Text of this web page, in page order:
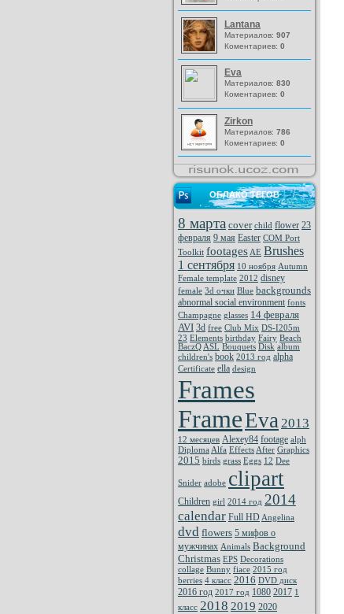
Lantana
Материалов: 907
Коментариев: 0
Eva
Материалов: 830
Коментариев: 0
Zirkon
Материалов: 786
Коментариев: 0
ОБЛАКО ТЕГОВ
8 марта cover child flower 23
февраля 9 мая Easter COM Port
Toolkit footages AE Brushes
1 сентября 10 ноября Autumn
Female template 2012 disney
female 3d очки Blue backgrounds
abnormal social environment fonts
Champagne glasses 14 февраля
AVI 3d free Club Mix DS-I205m
23 Elements birthday Fairy Beach
BaczQ ASL Bouquets Disk album
children's book 2013 год alpha
Certificate ella design
Frames
FrameEva 2013
12 месяцев Alexey84 footage alph
Diploma Alfa Effects After Graphics
2015 birds grass Eggs 12 Dee
Snider adobe clipart
Children girl 2014 год 2014
calendar Full HD Angelina
dvd flowers 5 мифов о
мужчинах Animals Background
Christmas EPS Decorations
collage Bunny fiace 2015 год
berries 4 класс 2016 DVD диск
2016 год 2017 год 1080 2017 1
класс 2018 2019 2020